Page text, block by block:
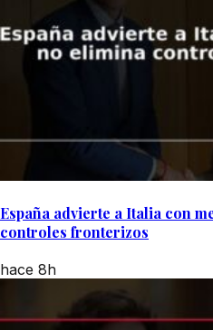
España advierte a Italia con
controles fronterizos
hace 8h